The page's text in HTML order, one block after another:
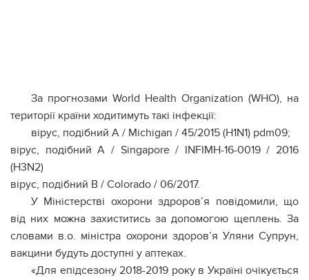
За прогнозами World Health Organization (WHO), на
території країни ходитимуть такі інфекції:
вірус, подібний A / Michigan / 45/2015 (H1N1) pdm09;
вірус, подібний A / Singapore / INFIMH-16-0019 / 2016
(H3N2)
вірус, подібний B / Colorado / 06/2017.
У Міністерстві охорони здроров’я повідомили, що
від них можна захиститись за допомогою щеплень. За
словами в.о. міністра охорони здоров’я Уляни Супрун,
вакцини будуть доступні у аптеках.
«Для епідсезону 2018-2019 року в Україні очікується